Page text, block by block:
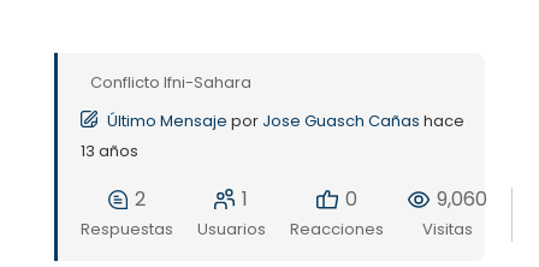
Conflicto Ifni-Sahara
Último Mensaje por Jose Guasch Cañas hace
13 años
2
Respuestas
1
Usuarios
0
Reacciones
9,060
Visitas